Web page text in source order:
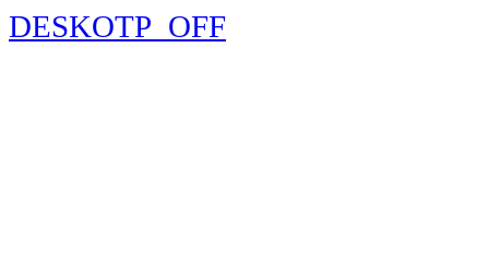
DESKOTP_OFF